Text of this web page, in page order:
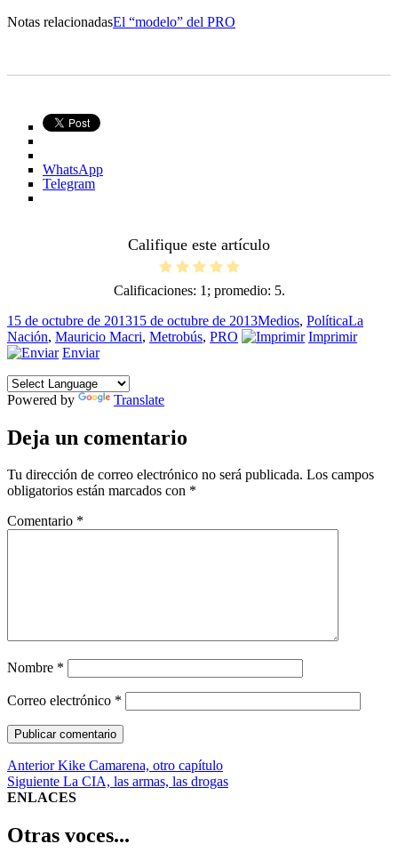
Notas relacionadasEl “modelo” del PRO
WhatsApp
Telegram
Califique este artículo
Calificaciones: 1 ; promedio: 5.
Publicado
el
15 de octubre de 201315 de octubre de 2013Categorías
Medios, PolíticaEtiquetas
La
Nación, Mauricio Macri, Metrobús, PRO
Imprimir
Enviar
Powered by Translate
Deja un comentario
Tu dirección de correo electrónico no será publicada. Los campos
obligatorios están marcados con *
Comentario *
Nombre *
Correo electrónico *
Navegación
de
Anterior Entrada
anterior:
Kike Camarena, otro capítulo
Siguiente Entrada
siguiente:
La CIA, las armas, las drogas
ENLACES
Otras voces...